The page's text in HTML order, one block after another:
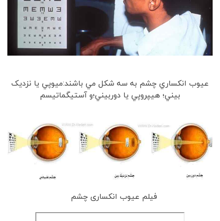
عيوب انکساري چشم به سه شکل مي باشند:ميوپي يا نزديک
بيني؛ هيپروپي يا دوربيني؛و آستيگماتيسم
فیلم عیوب انکساری چشم